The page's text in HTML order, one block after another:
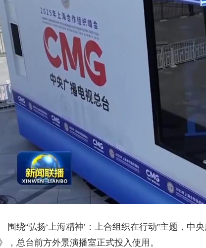
绕“弘扬‘上海精神’：上合组织在行动”主题，中
，总台前方外景演播室正式投入使用。